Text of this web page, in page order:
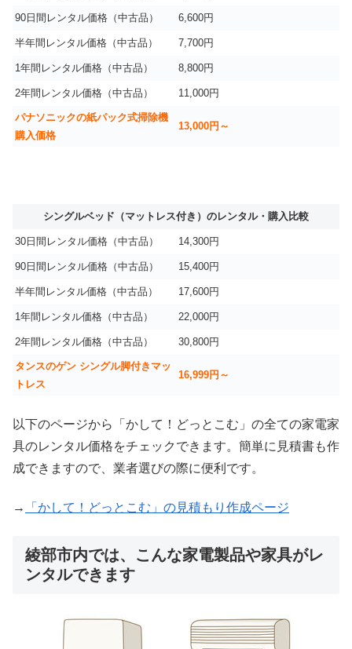
90日間レンタル価格（中古品） 6,600円
半年間レンタル価格（中古品） 7,700円
1年間レンタル価格（中古品） 8,800円
2年間レンタル価格（中古品） 11,000円
パナソニックの紙パック式掃除機
購入価格
13,000円～
シングルベッド（マットレス付き）のレンタル・購入比較
30日間レンタル価格（中古品） 14,300円
90日間レンタル価格（中古品） 15,400円
半年間レンタル価格（中古品） 17,600円
1年間レンタル価格（中古品） 22,000円
2年間レンタル価格（中古品） 30,800円
タンスのゲン シングル脚付きマッ
トレス
16,999円～
以下のページから「かして！どっとこむ」の全ての家電家
具のレンタル価格をチェックできます。簡単に見積書も作
成できますので、業者選びの際に便利です。
→ 「かして！どっとこむ」の見積もり作成ページ
綾部市内では、こんな家電製品や家具がレ
ンタルできます